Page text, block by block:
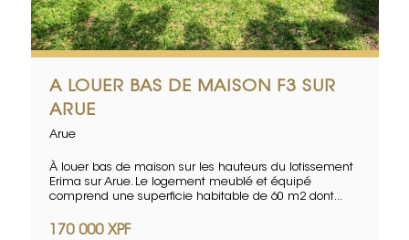
A LOUER BAS DE MAISON F3 SUR
ARUE
Arue
À louer bas de maison sur les hauteurs du lotissement
Erima sur Arue. Le logement meublé et équipé
comprend une superficie habitable de 60 m2 dont...
170 000 XPF